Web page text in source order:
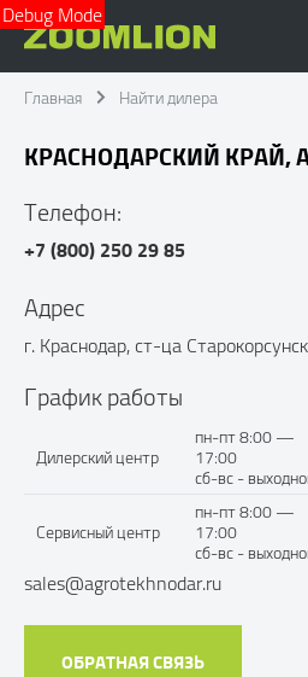
Debug Mode
Главная Найти дилера
КРАСНОДАРСКИЙ КРАЙ,
Телефон:
+7 (800) 250 29 85
Адрес
г. Краснодар, ст-ца
График работы
Дилерский центр
пн-пт 8:00 —
17:00
сб-вс -
Сервисный центр
пн-пт 8:00 —
17:00
сб-вс -
sales@agrotekhnodar.ru
ОБРАТНАЯ СВЯЗЬ